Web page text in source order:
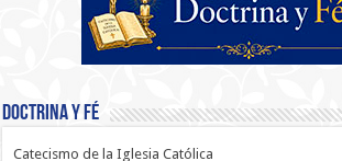
Doctrina y Fé
Catecismo de la Iglesia Católica